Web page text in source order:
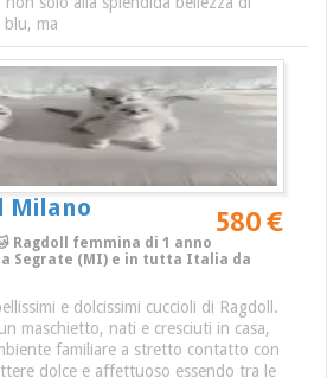
blu, ma
Milano 580 €
Ragdoll femmina di 1 anno
a Segrate (MI) e in tutta Italia da
e dolcissimi cuccioli di Ragdoll.
maschietto, nati e cresciuti in casa,
familiare a stretto contatto con
dolce e affettuoso essendo tra le